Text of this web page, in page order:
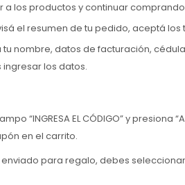
a los productos y continuar
el resumen de tu pedido, aceptá
nombre, datos de facturación,
los datos.
“INGRESA EL CÓDIGO” y presiona
en el carrito.
para regalo, debes